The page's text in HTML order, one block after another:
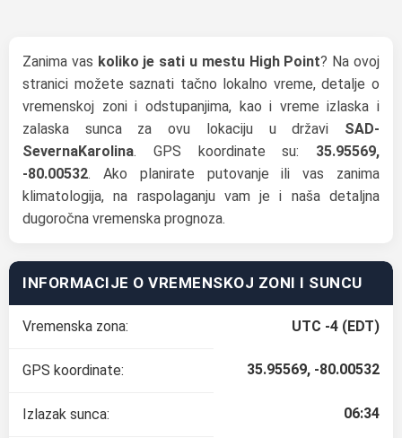
Zanima vas koliko je sati u mestu High Point? Na ovoj
stranici možete saznati tačno lokalno vreme, detalje o
vremenskoj zoni i odstupanjima, kao i vreme izlaska i
zalaska sunca za ovu lokaciju u državi SAD-
SevernaKarolina. GPS koordinate su: 35.95569,
-80.00532. Ako planirate putovanje ili vas zanima
klimatologija, na raspolaganju vam je i naša detaljna
dugoročna vremenska prognoza.
INFORMACIJE O VREMENSKOJ ZONI I SUNCU
Vremenska zona: UTC -4 (EDT)
GPS koordinate: 35.95569, -80.00532
Izlazak sunca: 06:34